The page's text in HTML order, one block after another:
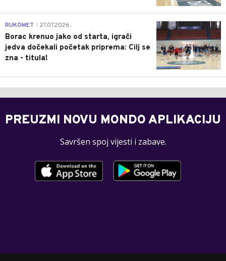
0
RUKOMET 27.07.2026.
Borac krenuo jako od starta, igrači
jedva dočekali početak priprema: Cilj se
zna - titula!
PREUZMI NOVU MONDO APLIKACIJU
Savršen spoj vijesti i zabave.